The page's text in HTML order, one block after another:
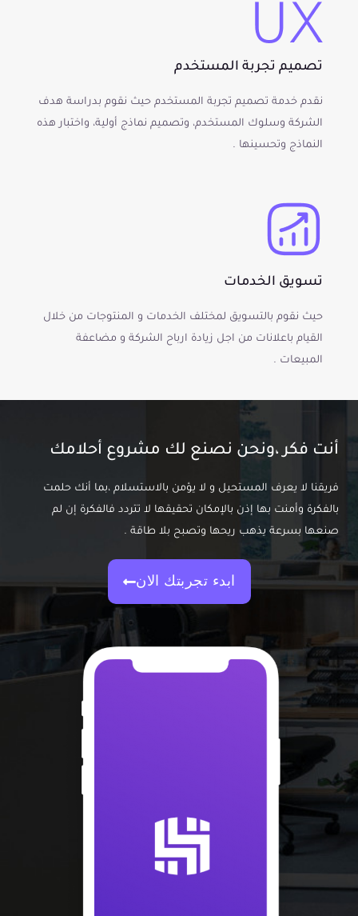
تصميم تجربة المستخدم
نقدم خدمة تصميم تجربة المستخدم حيث نقوم بدراسة هدف
الشركة وسلوك المستخدم، وتصميم نماذج أولية، واختبار هذه
النماذج وتحسينها .
تسويق الخدمات
حيث نقوم بالتسويق لمختلف الخدمات و المنتوجات من خلال
القيام باعلانات من اجل زيادة ارباح الشركة و مضاعفة
المبيعات .
أنت فكر ،ونحن نصنع لك مشروع أحلامك
فريقنا لا يعرف المستحيل و لا يؤمن بالاستسلام ،بما أنك حلمت
بالفكرة وأمنت بها إذن بالإمكان تحقيقها لا تتردد فالفكرة إن لم
صنعها بسرعة يذهب ريحها وتصبح بلا طاقة .
ابدء تجربتك الان